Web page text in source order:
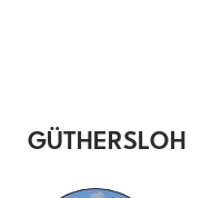
GÜTHERSLOH